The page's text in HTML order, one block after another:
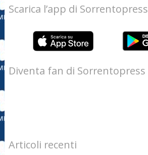
Scarica l’app di Sorrentopress
Diventa fan di Sorrentopress
Articoli recenti